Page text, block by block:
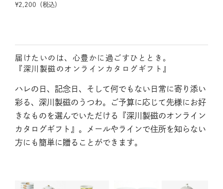
¥2,200 （税込）
届けたいのは、心豊かに過ごすひととき。
『深川製磁のオンラインカタログギフト』
ハレの日、記念日、そして何でもない日常に寄り添い
彩る、深川製磁のうつわ。ご予算に応じて先様にお好
きなものを選んでいただける『深川製磁のオンライン
カタログギフト』。メールやラインで住所を知らない
方にも簡単に贈ることができます。